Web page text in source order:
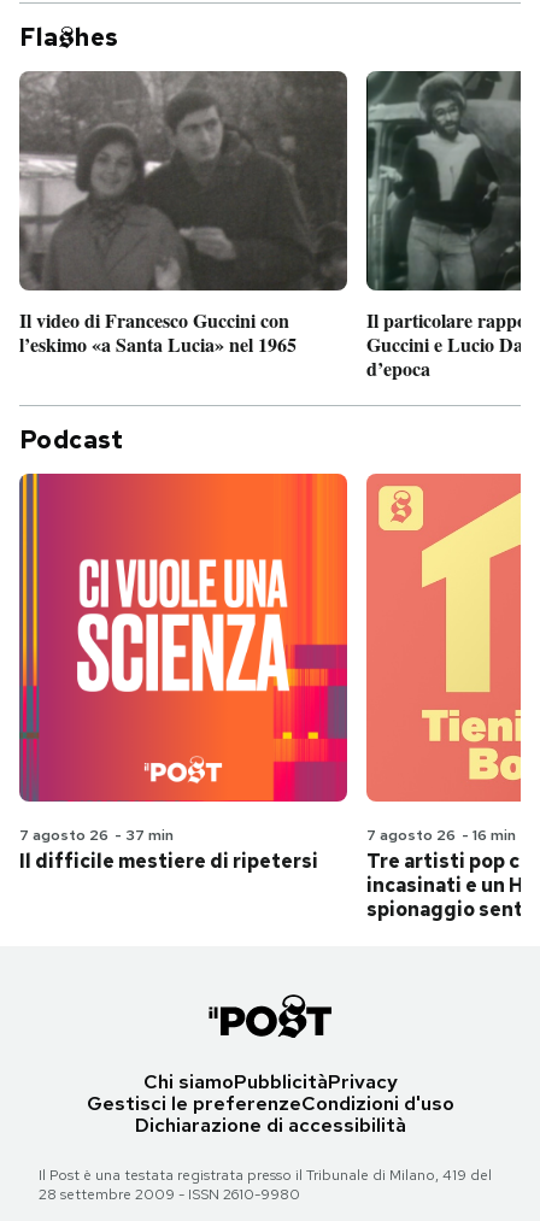
Fla hes
Il video di Francesco Guccini con
l’eskimo «a Santa Lucia» nel 1965
Il particolare
Guccini e Lucio
d’epoca
Podcast
7 agosto 26 - 37 min
Il difficile mestiere di ripetersi
7 agosto 26 - 16 min
Tre artisti pop
incasinati e un
spionaggio
Chi siamoPubblicitàPrivacy
Gestisci le preferenzeCondizioni d'uso
Dichiarazione di accessibilità
Il Post è una testata registrata presso il Tribunale di Milano, 419 del
28 settembre 2009 - ISSN 2610-9980